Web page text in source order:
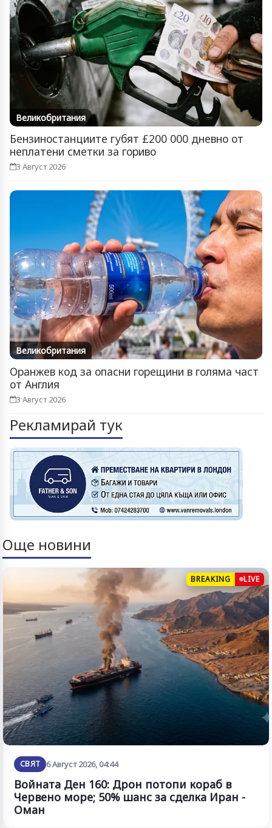
Великобритания
Бензиностанциите губят £200 000 дневно от
неплатени сметки за гориво
3 Август 2026
Великобритания
Оранжев код за опасни горещини в голяма част
от Англия
3 Август 2026
Рекламирай тук
Още новини
BREAKING LIVE
СВЯТ 6 Август 2026, 04:44
Войната Ден 160: Дрон потопи кораб в
Червено море; 50% шанс за сделка Иран -
Оман